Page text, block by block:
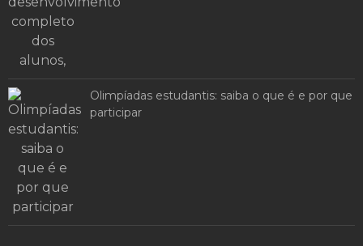
Olimpíadas estudantis: saiba o que é e por que
participar